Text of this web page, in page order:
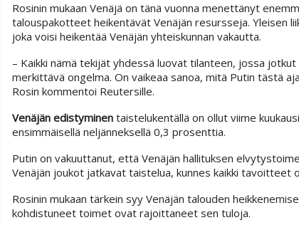
Rosinin mukaan Venäjä on tänä vuonna menettänyt
talouspakotteet heikentävät Venäjän resursseja. Yleisen
joka voisi heikentää Venäjän yhteiskunnan vakautta.
– Kaikki nämä tekijät yhdessä luovat tilanteen, jossa
merkittävä ongelma. On vaikeaa sanoa, mitä Putin tästä
Rosin kommentoi Reutersille.
Venäjän edistyminen taistelukentällä on ollut viime
ensimmäisellä neljänneksellä 0,3 prosenttia.
Putin on vakuuttanut, että Venäjän hallituksen
Venäjän joukot jatkavat taistelua, kunnes kaikki tavoitteet
Rosinin mukaan tärkein syy Venäjän talouden
kohdistuneet toimet ovat rajoittaneet sen tuloja.